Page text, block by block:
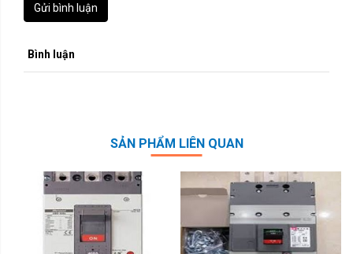
Gửi bình luận
Bình luận
SẢN PHẨM LIÊN QUAN